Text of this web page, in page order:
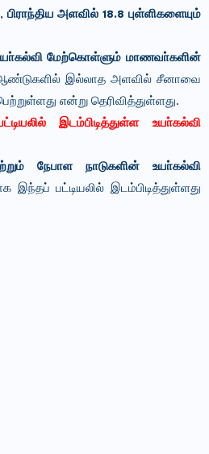
, பிராந்திய அளவில் 18.8 புள்ளிகளையும்
மேற்கொள்ளும் மாணவா்களின்
இல்லாத அளவில் சீனாவை
என்று தெரிவித்துள்ளது.
இடம்பிடித்துள்ள உயா்கல்வி
நேபாள நாடுகளின் உயா்கல்வி
இந்தப் பட்டியலில் இடம்பிடித்துள்ளது